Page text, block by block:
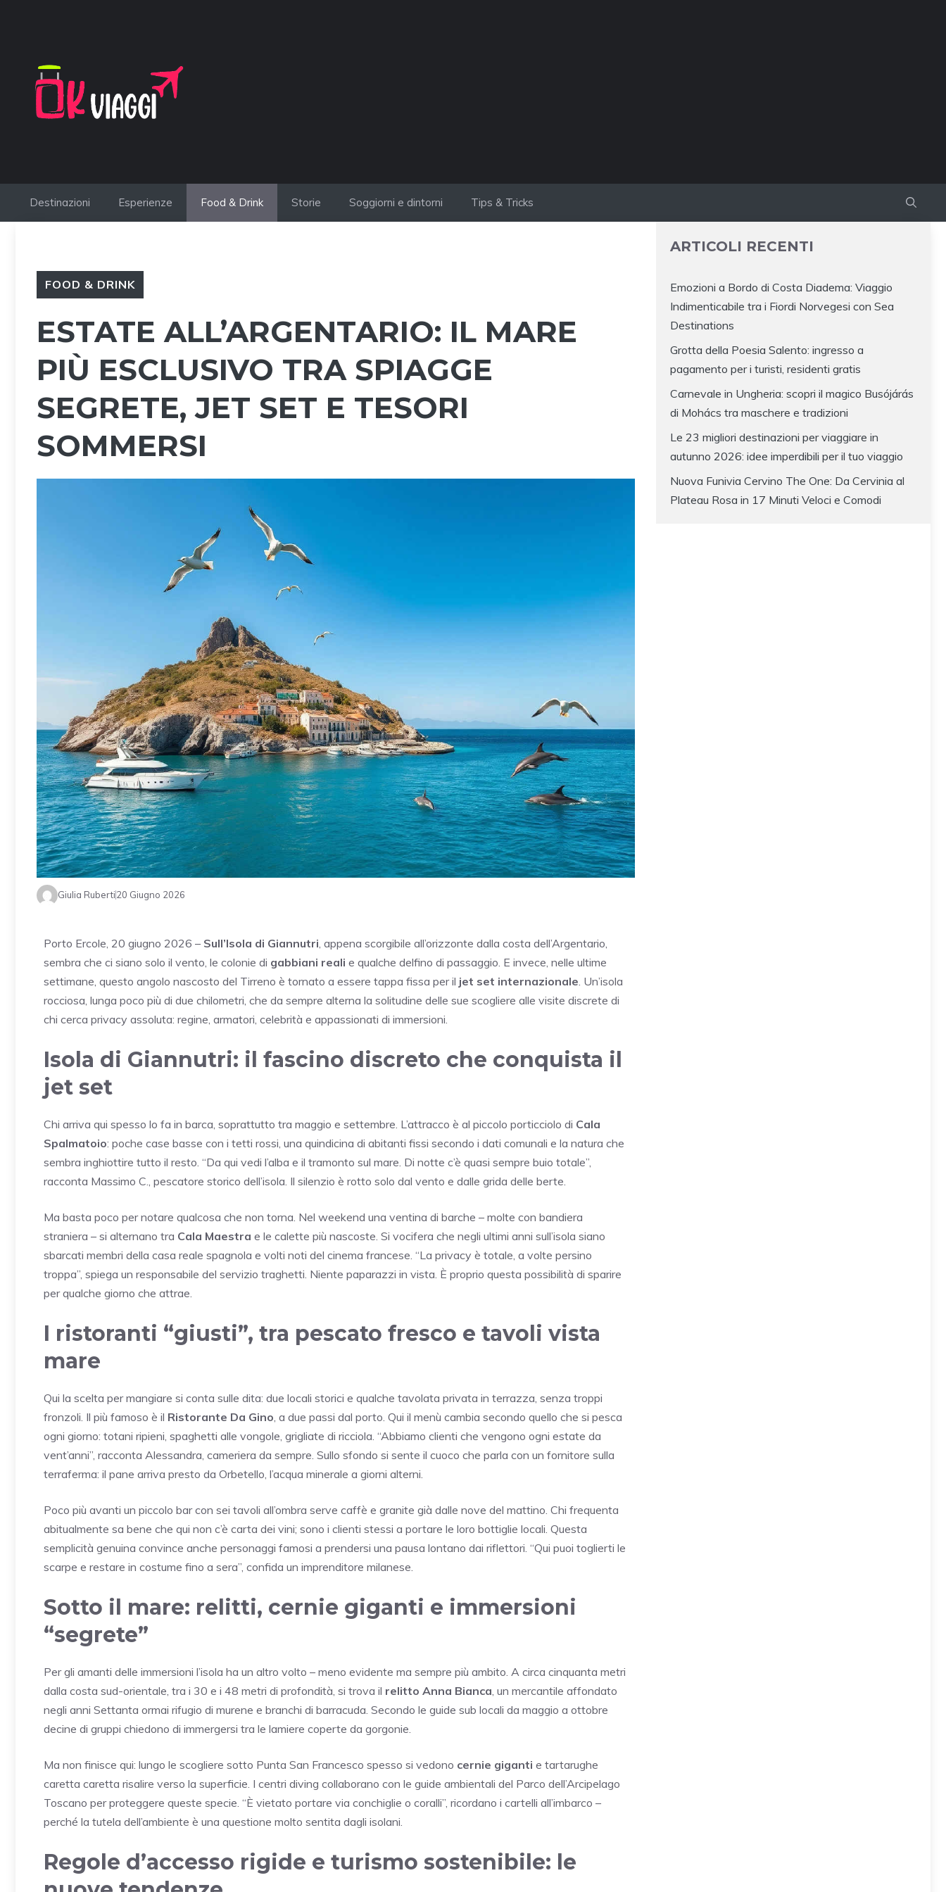
Destinazioni Esperienze Food & Drink Storie Soggiorni e dintorni Tips & Tricks
FOOD & DRINK
ESTATE ALL’ARGENTARIO: IL MARE
PIÙ ESCLUSIVO TRA SPIAGGE
SEGRETE, JET SET E TESORI
SOMMERSI
Giulia Ruberti20 Giugno 2026
Porto Ercole, 20 giugno 2026 – Sull’Isola di Giannutri , appena scorgibile all’orizzonte dalla costa dell’Argentario,
sembra che ci siano solo il vento, le colonie di gabbiani reali e qualche delfino di passaggio. E invece, nelle ultime
settimane, questo angolo nascosto del Tirreno è tornato a essere tappa fissa per il jet set internazionale . Un’isola
rocciosa, lunga poco più di due chilometri, che da sempre alterna la solitudine delle sue scogliere alle visite discrete di
chi cerca privacy assoluta: regine, armatori, celebrità e appassionati di immersioni.
Isola di Giannutri: il fascino discreto che conquista il
jet set
Chi arriva qui spesso lo fa in barca, soprattutto tra maggio e settembre. L’attracco è al piccolo porticciolo di Cala
Spalmatoio: poche case basse con i tetti rossi, una quindicina di abitanti fissi secondo i dati comunali e la natura che
sembra inghiottire tutto il resto. “Da qui vedi l’alba e il tramonto sul mare. Di notte c’è quasi sempre buio totale”,
racconta Massimo C., pescatore storico dell’isola. Il silenzio è rotto solo dal vento e dalle grida delle berte.
Ma basta poco per notare qualcosa che non torna. Nel weekend una ventina di barche – molte con bandiera
straniera – si alternano tra Cala Maestra e le calette più nascoste. Si vocifera che negli ultimi anni sull’isola siano
sbarcati membri della casa reale spagnola e volti noti del cinema francese. “La privacy è totale, a volte persino
troppa”, spiega un responsabile del servizio traghetti. Niente paparazzi in vista. È proprio questa possibilità di sparire
per qualche giorno che attrae.
I ristoranti “giusti”, tra pescato fresco e tavoli vista
mare
Qui la scelta per mangiare si conta sulle dita: due locali storici e qualche tavolata privata in terrazza, senza troppi
fronzoli. Il più famoso è il Ristorante Da Gino , a due passi dal porto. Qui il menù cambia secondo quello che si pesca
ogni giorno: totani ripieni, spaghetti alle vongole, grigliate di ricciola. “Abbiamo clienti che vengono ogni estate da
vent’anni”, racconta Alessandra, cameriera da sempre. Sullo sfondo si sente il cuoco che parla con un fornitore sulla
terraferma: il pane arriva presto da Orbetello, l’acqua minerale a giorni alterni.
Poco più avanti un piccolo bar con sei tavoli all’ombra serve caffè e granite già dalle nove del mattino. Chi frequenta
abitualmente sa bene che qui non c’è carta dei vini; sono i clienti stessi a portare le loro bottiglie locali. Questa
semplicità genuina convince anche personaggi famosi a prendersi una pausa lontano dai riflettori. “Qui puoi toglierti le
scarpe e restare in costume fino a sera”, confida un imprenditore milanese.
Sotto il mare: relitti, cernie giganti e immersioni
“segrete”
Per gli amanti delle immersioni l’isola ha un altro volto – meno evidente ma sempre più ambito. A circa cinquanta metri
dalla costa sud-orientale, tra i 30 e i 48 metri di profondità, si trova il relitto Anna Bianca , un mercantile affondato
negli anni Settanta ormai rifugio di murene e branchi di barracuda. Secondo le guide sub locali da maggio a ottobre
decine di gruppi chiedono di immergersi tra le lamiere coperte da gorgonie.
Ma non finisce qui: lungo le scogliere sotto Punta San Francesco spesso si vedono cernie giganti e tartarughe
caretta caretta risalire verso la superficie. I centri diving collaborano con le guide ambientali del Parco dell’Arcipelago
Toscano per proteggere queste specie. “È vietato portare via conchiglie o coralli”, ricordano i cartelli all’imbarco –
perché la tutela dell’ambiente è una questione molto sentita dagli isolani.
Regole d’accesso rigide e turismo sostenibile: le
ARTICOLI RECENTI
Emozioni a Bordo di Costa Diadema: Viaggio
Indimenticabile tra i Fiordi Norvegesi con Sea
Destinations
Grotta della Poesia Salento: ingresso a
pagamento per i turisti, residenti gratis
Carnevale in Ungheria: scopri il magico Busójárás
di Mohács tra maschere e tradizioni
Le 23 migliori destinazioni per viaggiare in
autunno 2026: idee imperdibili per il tuo viaggio
Nuova Funivia Cervino The One: Da Cervinia al
Plateau Rosa in 17 Minuti Veloci e Comodi